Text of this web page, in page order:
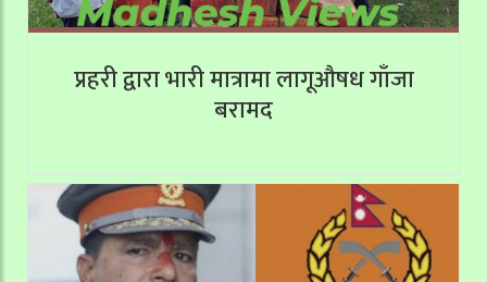
प्रहरी द्वारा भारी मात्रामा लागूऔषध गाँजा
बरामद